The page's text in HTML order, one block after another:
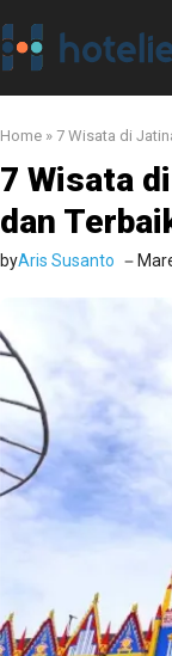
Home » 7 Wisata di
7 Wisata
dan
byAris Susanto